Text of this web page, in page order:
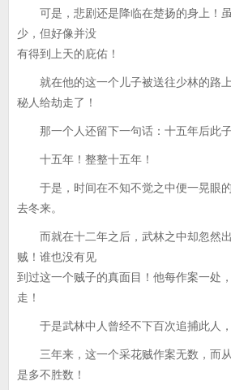
可是，悲剧还是降临在楚扬的身上！虽
少，但好像并没
有得到上天的庇佑！
就在他的这一个儿子被送往少林的路上
秘人给劫走了！
那一个人还留下一句话：十五年后此子
十五年！整整十五年！
于是，时间在不知不觉之中便一晃眼的
去冬来。
而就在十二年之后，武林之中却忽然
贼！谁也没有见
到过这一个贼子的真面目！他每作案一处
走！
于是武林中人曾经不下百次追捕此人，
三年来，这一个采花贼作案无数，而从
是多不胜数！